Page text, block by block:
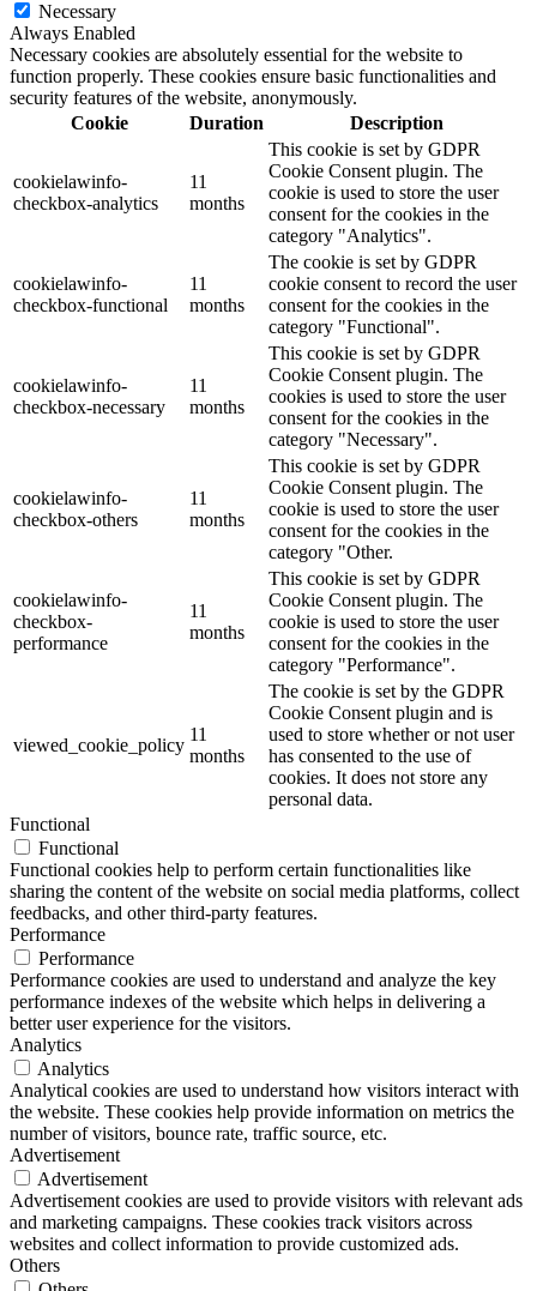
Necessary
Always Enabled
Necessary cookies are absolutely essential for the website to
function properly. These cookies ensure basic functionalities and
security features of the website, anonymously.
Cookie
Duration Description
cookielawinfo-
checkbox-analytics
11
months
This cookie is set by GDPR
Cookie Consent plugin. The
cookie is used to store the user
consent for the cookies in the
category "Analytics".
cookielawinfo-
checkbox-functional
11
months
The cookie is set by GDPR
cookie consent to record the user
consent for the cookies in the
category "Functional".
cookielawinfo-
checkbox-necessary
11
months
This cookie is set by GDPR
Cookie Consent plugin. The
cookies is used to store the user
consent for the cookies in the
category "Necessary".
cookielawinfo-
checkbox-others
11
months
This cookie is set by GDPR
Cookie Consent plugin. The
cookie is used to store the user
consent for the cookies in the
category "Other.
cookielawinfo-
checkbox-
performance
11
months
This cookie is set by GDPR
Cookie Consent plugin. The
cookie is used to store the user
consent for the cookies in the
category "Performance".
viewed_cookie_policy
11
months
The cookie is set by the GDPR
Cookie Consent plugin and is
used to store whether or not user
has consented to the use of
cookies. It does not store any
personal data.
Functional
Functional
Functional cookies help to perform certain functionalities like
sharing the content of the website on social media platforms, collect
feedbacks, and other third-party features.
Performance
Performance
Performance cookies are used to understand and analyze the key
performance indexes of the website which helps in delivering a
better user experience for the visitors.
Analytics
Analytics
Analytical cookies are used to understand how visitors interact with
the website. These cookies help provide information on metrics the
number of visitors, bounce rate, traffic source, etc.
Advertisement
Advertisement
Advertisement cookies are used to provide visitors with relevant ads
and marketing campaigns. These cookies track visitors across
websites and collect information to provide customized ads.
Others